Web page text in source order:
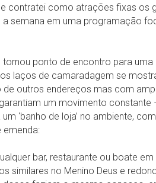
contratei como atrações fixas os
semana em uma programação
ponto de encontro para uma
laços de camaradagem se
outros endereços mas com
um movimento constante
‘banho de loja’ no ambiente,
emenda:
bar, restaurante ou boate em
similares no Menino Deus e